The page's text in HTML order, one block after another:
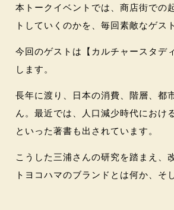
本トークイベントでは、商店街での
トしていくのかを、毎回素敵なゲス
今回のゲストは【カルチャースタデ
します。
長年に渡り、日本の消費、階層、都
ん。最近では、人口減少時代におけ
といった著書も出されています。
こうした三浦さんの研究を踏まえ、
トヨコハマのブランドとは何か、そ